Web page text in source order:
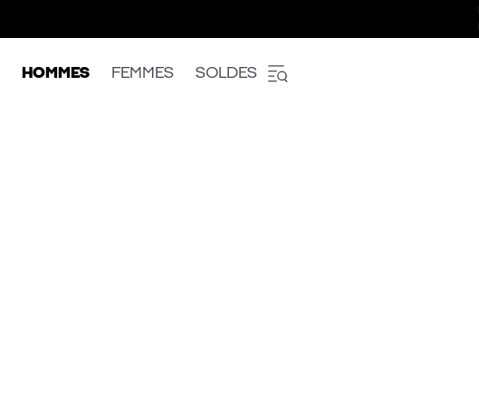
HOMMES FEMMES SOLDES